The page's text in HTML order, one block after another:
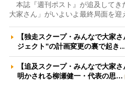
本誌『週刊ポスト』が追及してき
大家さん」がいよいよ最終局面を
【独走スクープ・みんなで大家
ジェクト”の計画変更の裏で起き
【追及スクープ・みんなで大家
明かされる柳瀬健一・代表の思…